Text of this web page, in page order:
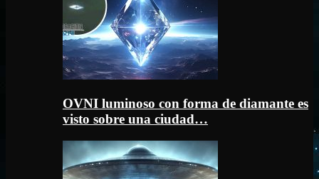
OVNI luminoso con forma de diamante es
visto sobre una ciudad…